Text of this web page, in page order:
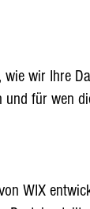
wir Ihre
für wen
WIX